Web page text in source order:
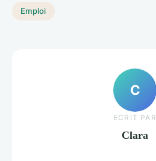
Emploi
C
ECRIT PAR
Clara